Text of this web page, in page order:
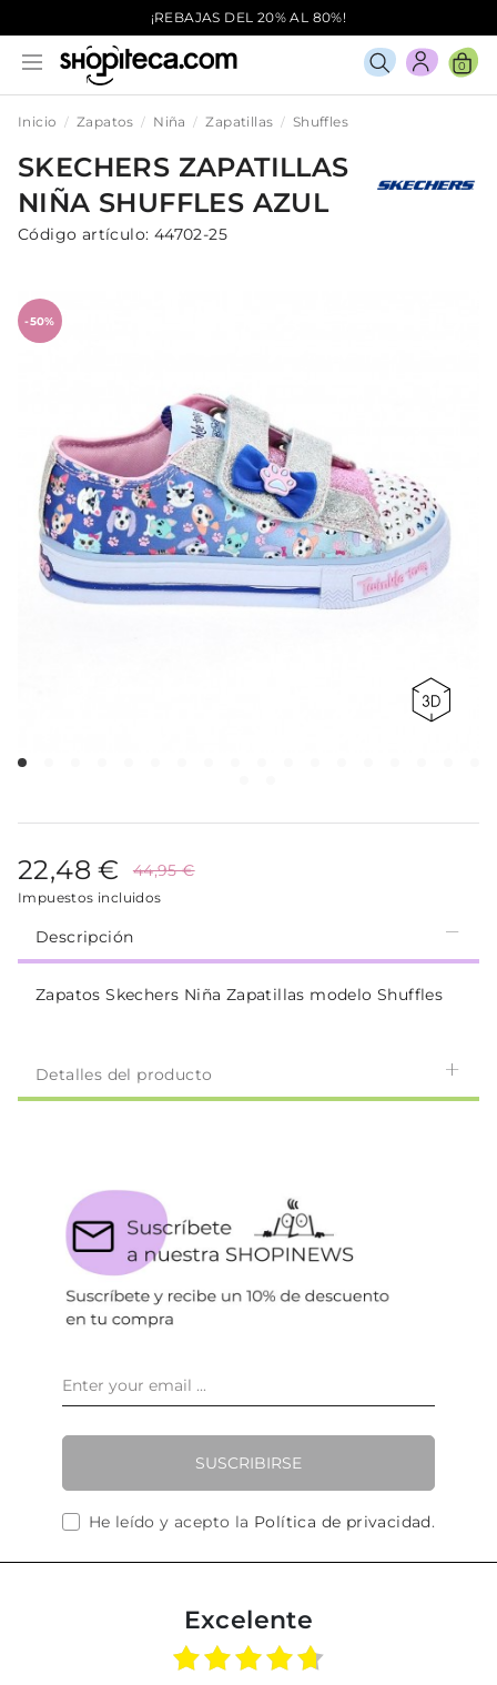
¡REBAJAS DEL 20% AL 80%!
0
Inicio Zapatos Niña Zapatillas Shuffles
SKECHERS ZAPATILLAS
NIÑA SHUFFLES AZUL
Código artículo: 44702-25
-50%
22,48 € 44,95 €
Impuestos incluidos
Descripción
Zapatos Skechers Niña Zapatillas modelo Shuffles
Detalles del producto
SUSCRIBIRSE
He leído y acepto la Política de privacidad.
Excelente